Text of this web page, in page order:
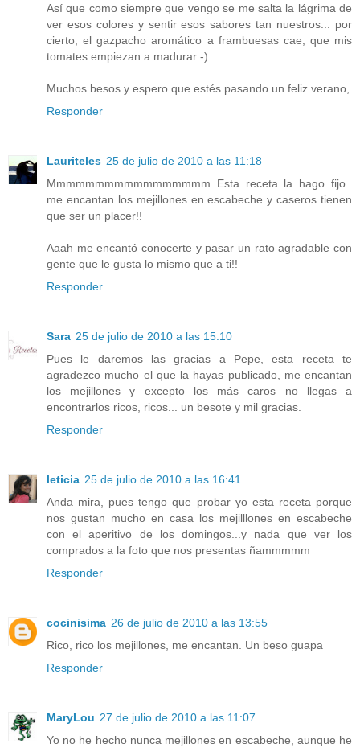
Así que como siempre que vengo se me salta la lágrima de
ver esos colores y sentir esos sabores tan nuestros... por
cierto, el gazpacho aromático a frambuesas cae, que mis
tomates empiezan a madurar:-)
Muchos besos y espero que estés pasando un feliz verano,
Responder
Lauriteles 25 de julio de 2010 a las 11:18
Mmmmmmmmmmmmmmmmm Esta receta la hago fijo..
me encantan los mejillones en escabeche y caseros tienen
que ser un placer!!
Aaah me encantó conocerte y pasar un rato agradable con
gente que le gusta lo mismo que a ti!!
Responder
Sara 25 de julio de 2010 a las 15:10
Pues le daremos las gracias a Pepe, esta receta te
agradezco mucho el que la hayas publicado, me encantan
los mejillones y excepto los más caros no llegas a
encontrarlos ricos, ricos... un besote y mil gracias.
Responder
leticia 25 de julio de 2010 a las 16:41
Anda mira, pues tengo que probar yo esta receta porque
nos gustan mucho en casa los mejilllones en escabeche
con el aperitivo de los domingos...y nada que ver los
comprados a la foto que nos presentas ñammmmm
Responder
cocinisima 26 de julio de 2010 a las 13:55
Rico, rico los mejillones, me encantan. Un beso guapa
Responder
MaryLou 27 de julio de 2010 a las 11:07
Yo no he hecho nunca mejillones en escabeche, aunque he